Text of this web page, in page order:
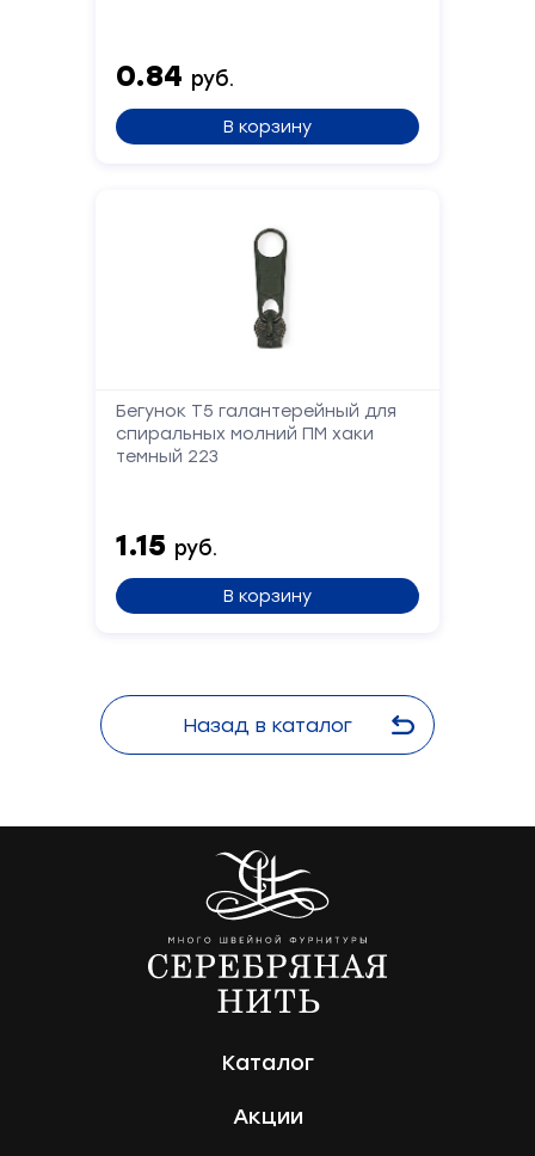
0.84 руб.
В корзину
Бегунок Т5 галантерейный для
спиральных молний ПМ хаки
темный 223
1.15 руб.
В корзину
Назад в каталог
Каталог
Акции